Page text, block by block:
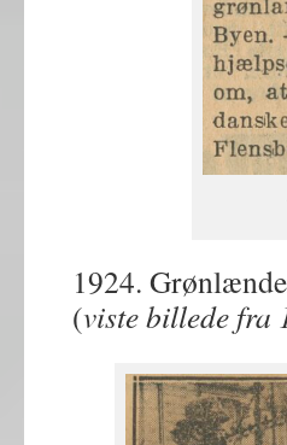
1924.
(viste billede fra